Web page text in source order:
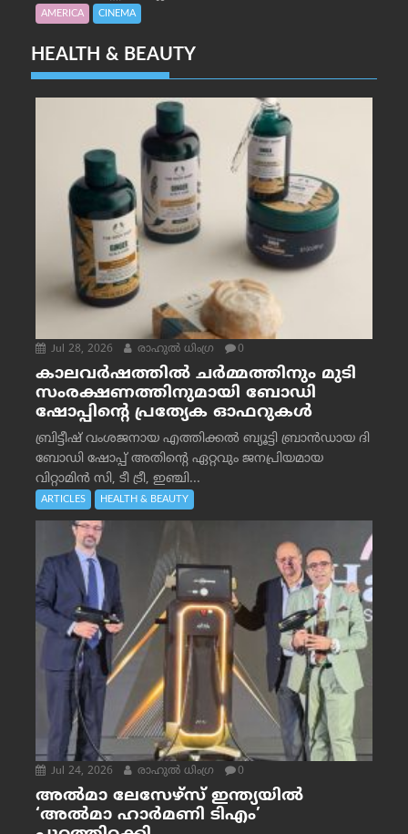
AMERICA CINEMA
HEALTH & BEAUTY
Jul 28, 2026 രാഹുല്‍ ധിംഗ്ര 0
കാലവർഷത്തിൽ ചർമ്മത്തിനും മുടി
സംരക്ഷണത്തിനുമായി ബോഡി
ഷോപ്പിന്റെ പ്രത്യേക ഓഫറുകൾ
ബ്രിട്ടീഷ് വംശജനായ എത്തിക്കൽ ബ്യൂട്ടി ബ്രാൻഡായ ദി
ബോഡി ഷോപ്പ് അതിന്റെ ഏറ്റവും ജനപ്രിയമായ
വിറ്റാമിൻ സി, ടീ ട്രീ, ഇഞ്ചി...
ARTICLES HEALTH & BEAUTY
Jul 24, 2026 രാഹുല്‍ ധിംഗ്ര 0
അൽമാ ലേസേഴ്സ് ഇന്ത്യയിൽ
‘അൽമാ ഹാർമണി ടിഎം’